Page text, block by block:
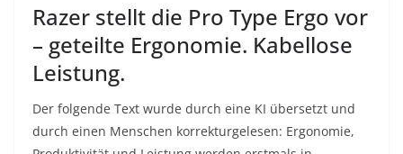
Razer stellt die Pro Type Ergo vor
– geteilte Ergonomie. Kabellose
Leistung.
Der folgende Text wurde durch eine KI übersetzt und
durch einen Menschen korrekturgelesen: Ergonomie,